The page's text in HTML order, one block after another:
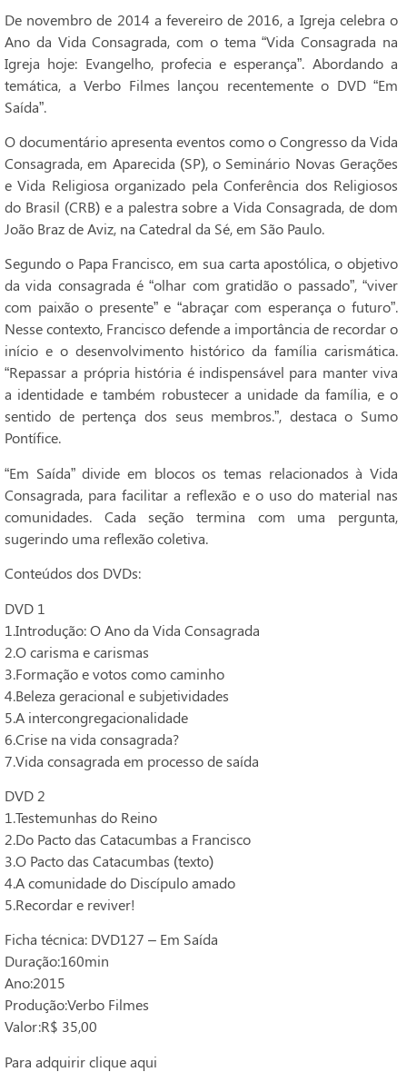
De novembro de 2014 a fevereiro de 2016, a Igreja celebra o
Ano da Vida Consagrada, com o tema “Vida Consagrada na
Igreja hoje: Evangelho, profecia e esperança”. Abordando a
temática, a Verbo Filmes lançou recentemente o DVD “Em
Saída”.
O documentário apresenta eventos como o Congresso da Vida
Consagrada, em Aparecida (SP), o Seminário Novas Gerações
e Vida Religiosa organizado pela Conferência dos Religiosos
do Brasil (CRB) e a palestra sobre a Vida Consagrada, de dom
João Braz de Aviz, na Catedral da Sé, em São Paulo.
Segundo o Papa Francisco, em sua carta apostólica, o objetivo
da vida consagrada é “olhar com gratidão o passado”, “viver
com paixão o presente” e “abraçar com esperança o futuro”.
Nesse contexto, Francisco defende a importância de recordar o
início e o desenvolvimento histórico da família carismática.
“Repassar a própria história é indispensável para manter viva
a identidade e também robustecer a unidade da família, e o
sentido de pertença dos seus membros.”, destaca o Sumo
Pontífice.
“Em Saída” divide em blocos os temas relacionados à Vida
Consagrada, para facilitar a reflexão e o uso do material nas
comunidades. Cada seção termina com uma pergunta,
sugerindo uma reflexão coletiva.
Conteúdos dos DVDs:
DVD 1
1.Introdução: O Ano da Vida Consagrada
2.O carisma e carismas
3.Formação e votos como caminho
4.Beleza geracional e subjetividades
5.A intercongregacionalidade
6.Crise na vida consagrada?
7.Vida consagrada em processo de saída
DVD 2
1.Testemunhas do Reino
2.Do Pacto das Catacumbas a Francisco
3.O Pacto das Catacumbas (texto)
4.A comunidade do Discípulo amado
5.Recordar e reviver!
Ficha técnica: DVD127 – Em Saída
Duração:160min
Ano:2015
Produção:Verbo Filmes
Valor:R$ 35,00
Para adquirir clique aqui